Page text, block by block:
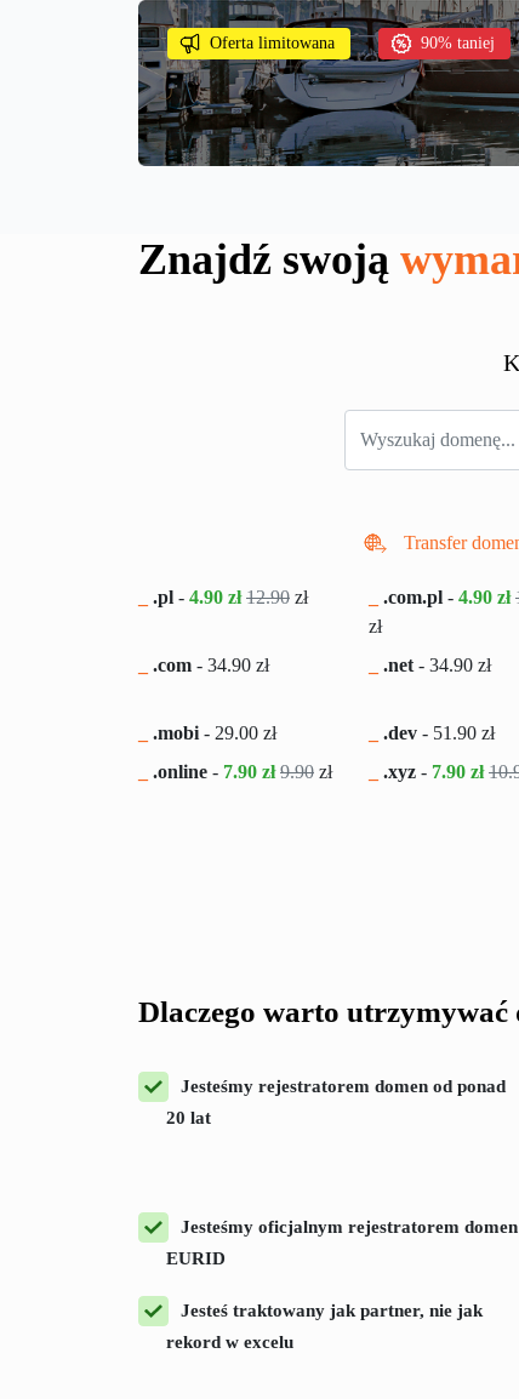
Oferta limitowana 90% taniej
Znajdź swoją
Transfer
.pl - 4.90 zł 12.90 zł .com.pl - 4.90 zł
zł
.com - 34.90 zł .net- 34.90 zł
.mobi- 29.00 zł .dev - 51.90 zł
.online - 7.90 zł 9.90 zł .xyz - 7.90 zł
Dlaczego warto utrzymywać
Jesteśmy rejestratorem domen od ponad
20 lat
Jesteśmy oficjalnym rejestratorem domen
EURID
Jesteś traktowany jak partner, nie jak
rekord w excelu